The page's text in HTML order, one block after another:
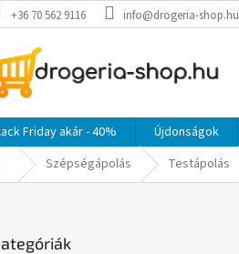
+36 70 562 9116 info@drogeria-shop.hu
Friday akár - 40% Újdonságok
KezdőlapSzépségápolás Testápolás